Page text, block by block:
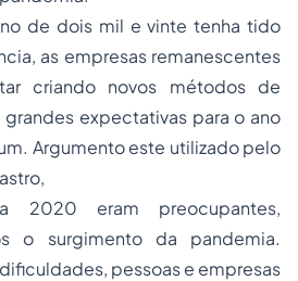
de dois mil e vinte tenha tido
as empresas remanescentes
criando novos métodos de
expectativas para o ano
Argumento este utilizado pelo
2020 eram preocupantes,
o surgimento da pandemia.
pessoas e empresas